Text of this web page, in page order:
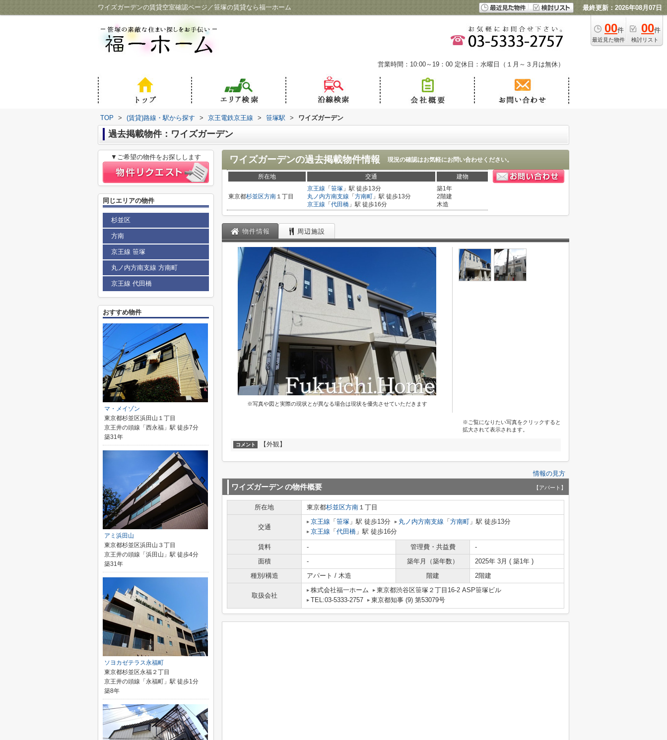
ワイズガーデンの賃貸空室確認ページ／笹塚の賃貸なら福一ホーム 最終更新：2026年08月07日
00件
最近見た物件
00件
検討リスト
営業時間：10:00～19：00 定休日：水曜日（１月～３月は無休）
TOP > (賃貸)路線・駅から探す > 京王電鉄京王線 > 笹塚駅 > ワイズガーデン
過去掲載物件：ワイズガーデン
ワイズガーデンの過去掲載物件情報 現況の確認はお気軽にお問い合わせください。
所在地 交通 建物
東京都杉並区方南 １丁目
京王線 「 笹塚 」駅 徒歩13分
丸ノ内方南支線 「 方南町 」駅 徒歩13分
京王線 「 代田橋 」駅 徒歩16分
築1年
2階建
木造
物件情報 周辺施設
※写真や図と実際の現状とが異なる場合は現状を優先させていただきます
※ご覧になりたい写真をクリックすると
拡大されて表示されます。
コメント 【外観】
情報の見方
ワイズガーデンの物件概要 【アパート】
所在地 東京都杉並区方南 １丁目
交通
京王線 「 笹塚 」駅 徒歩13分 丸ノ内方南支線 「 方南町 」駅 徒歩13分
京王線 「 代田橋 」駅 徒歩16分
賃料 - 管理費・共益費
-
面積
- 築年月（築年数）
2025年 3月 ( 築1年 )
種別/構造
アパート / 木造 階建 2階建
取扱会社
株式会社福一ホーム
東京都渋谷区笹塚２丁目16-2 ASP笹塚ビル
TEL:03-5333-2757
東京都知事 (9) 第53079号
▼ご希望の物件をお探しします
同じエリアの物件
杉並区
方南
京王線 笹塚
丸ノ内方南支線 方南町
京王線 代田橋
おすすめ物件
マ・メイゾン
東京都杉並区浜田山１丁目
京王井の頭線「西永福」駅 徒歩7分
築31年
アミ浜田山
東京都杉並区浜田山３丁目
京王井の頭線「浜田山」駅 徒歩4分
築31年
ソヨカゼテラス永福町
東京都杉並区永福２丁目
京王井の頭線「永福町」駅 徒歩1分
築8年